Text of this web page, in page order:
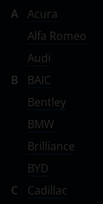
A
Acura
Alfa Romeo
Audi
B
BAIC
Bentley
BMW
Brilliance
BYD
C
Cadillac